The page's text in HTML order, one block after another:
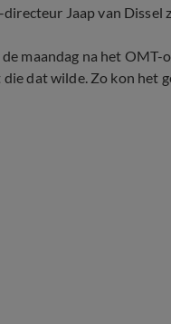
Jaap van Dissel
maandag na het OMT-
dat wilde. Zo kon het